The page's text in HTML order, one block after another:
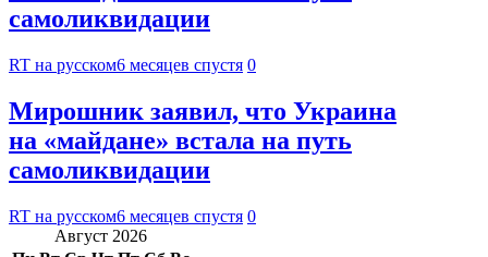
самоликвидации
RT на русском6 месяцев спустя 0
Мирошник заявил, что Украина
на «майдане» встала на путь
самоликвидации
RT на русском6 месяцев спустя 0
Август 2026